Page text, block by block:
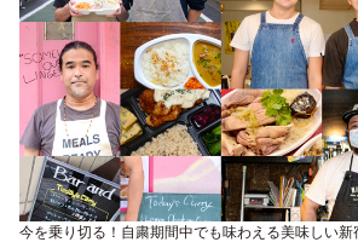
今を乗り切る！自粛期間中でも味わえる美味しい新